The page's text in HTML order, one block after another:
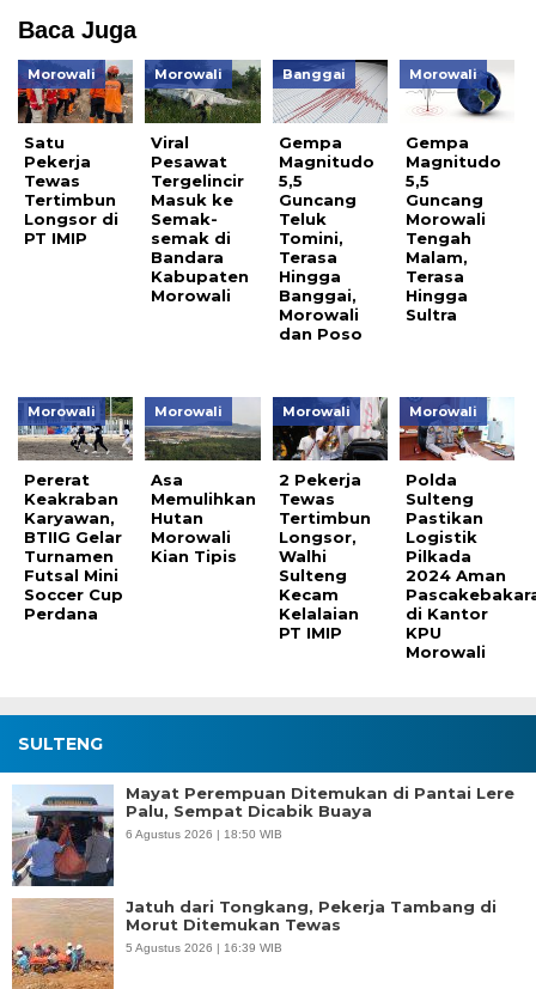
Baca Juga
Morowali
Satu
Pekerja
Tewas
Tertimbun
Longsor di
PT IMIP
Morowali
Viral
Pesawat
Tergelincir
Masuk ke
Semak-
semak di
Bandara
Kabupaten
Morowali
Banggai
Gempa
Magnitudo
5,5
Guncang
Teluk
Tomini,
Terasa
Hingga
Banggai,
Morowali
dan Poso
Morowali
Gempa
Magnitudo
5,5
Guncang
Morowali
Tengah
Malam,
Terasa
Hingga
Sultra
Morowali
Pererat
Keakraban
Karyawan,
BTIIG Gelar
Turnamen
Futsal Mini
Soccer Cup
Perdana
Morowali
Asa
Memulihkan
Hutan
Morowali
Kian Tipis
Morowali
2 Pekerja
Tewas
Tertimbun
Longsor,
Walhi
Sulteng
Kecam
Kelalaian
PT IMIP
Morowali
Polda
Sulteng
Pastikan
Logistik
Pilkada
2024 Aman
di Kantor
KPU
Morowali
SULTENG
Mayat Perempuan Ditemukan di Pantai Lere
Palu, Sempat Dicabik Buaya
6 Agustus 2026 | 18:50 WIB
Jatuh dari Tongkang, Pekerja Tambang di
Morut Ditemukan Tewas
5 Agustus 2026 | 16:39 WIB